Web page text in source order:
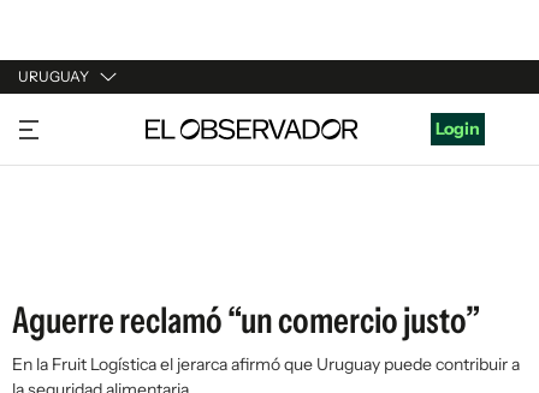
URUGUAY
URUGUAY
ARGENTINA
Login
Aguerre reclamó “un comercio justo”
En la Fruit Logística el jerarca afirmó que Uruguay puede contribuir a